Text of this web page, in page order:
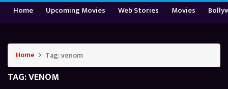
Home Upcoming Movies Web Stories Movies
Home Tag:venom
TAG:VENOM